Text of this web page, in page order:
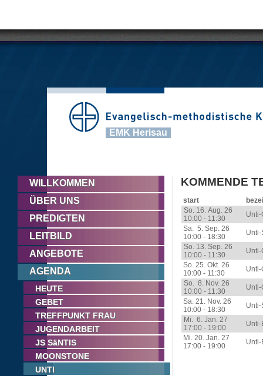
EMK Herisau
WILLKOMMEN
ÜBER UNS
PREDIGTEN
LEITBILD
ANGEBOTE
AGENDA
HEUTE
GEBET
TREFFPUNKT FRAU
JUGENDARBEIT
JS SäNTIS
MOONSTONE
UNTI
KOMMENDE
start
So. 16. Aug. 26
10:00 - 11:30
Unti-
Sa. 5. Sep. 26
10:00 - 18:30
Unti-
So. 13. Sep. 26
10:00 - 11:30
Unti-
So. 25. Okt. 26
10:00 - 11:30
Unti-
So. 8. Nov. 26
10:00 - 11:30
Unti-
Sa. 21. Nov. 26
10:00 - 18:30
Unti-
Mi. 6. Jan. 27
17:00 - 19:00
Mi. 20. Jan. 27
17:00 - 19:00